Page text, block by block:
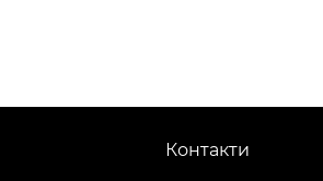
Контакти